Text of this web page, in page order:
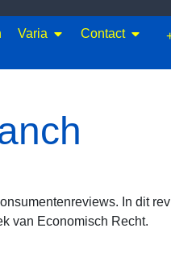
Varia Contact
In dit
van Economisch Recht.